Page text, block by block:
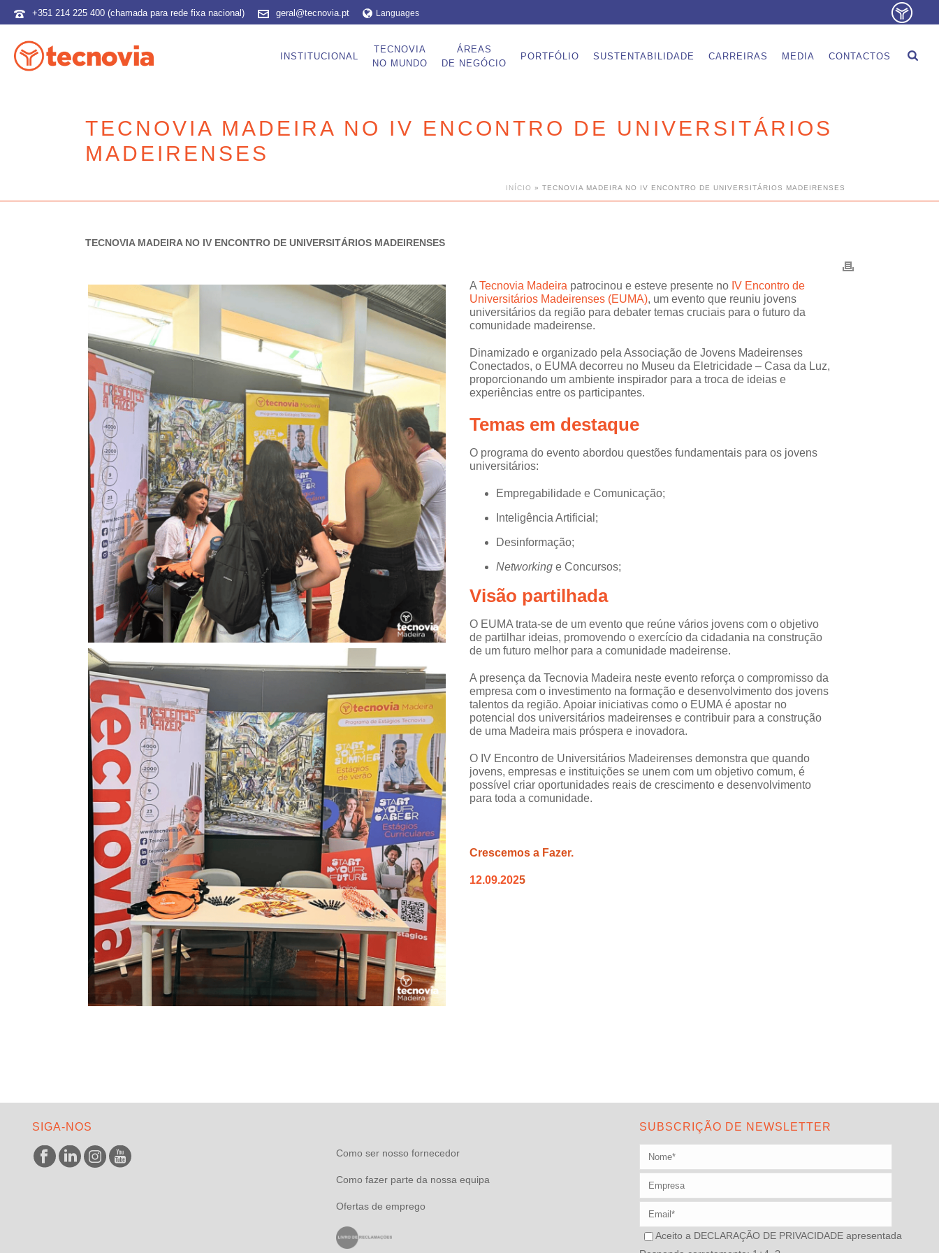
+351 214 225 400 (chamada para rede fixa nacional) geral@tecnovia.pt Languages
INSTITUCIONAL
TECNOVIA
NO MUNDO
ÁREAS
DE NEGÓCIO
PORTFÓLIO SUSTENTABILIDADE CARREIRAS MEDIA CONTACTOS
TECNOVIA MADEIRA NO IV ENCONTRO DE UNIVERSITÁRIOS
MADEIRENSES
INÍCIO » TECNOVIA MADEIRA NO IV ENCONTRO DE UNIVERSITÁRIOS MADEIRENSES
TECNOVIA MADEIRA NO IV ENCONTRO DE UNIVERSITÁRIOS MADEIRENSES
A Tecnovia Madeira patrocinou e esteve presente no IV Encontro de
Universitários Madeirenses (EUMA), um evento que reuniu jovens
universitários da região para debater temas cruciais para o futuro da
comunidade madeirense.
Dinamizado e organizado pela Associação de Jovens Madeirenses
Conectados, o EUMA decorreu no Museu da Eletricidade – Casa da Luz,
proporcionando um ambiente inspirador para a troca de ideias e
experiências entre os participantes.
Temas em destaque
O programa do evento abordou questões fundamentais para os jovens
universitários:
Empregabilidade e Comunicação;
Inteligência Artificial;
Desinformação;
Networkinge Concursos;
Visão partilhada
O EUMA trata-se de um evento que reúne vários jovens com o objetivo
de partilhar ideias, promovendo o exercício da cidadania na construção
de um futuro melhor para a comunidade madeirense.
A presença da Tecnovia Madeira neste evento reforça o compromisso da
empresa com o investimento na formação e desenvolvimento dos jovens
talentos da região. Apoiar iniciativas como o EUMA é apostar no
potencial dos universitários madeirenses e contribuir para a construção
de uma Madeira mais próspera e inovadora.
O IV Encontro de Universitários Madeirenses demonstra que quando
jovens, empresas e instituições se unem com um objetivo comum, é
possível criar oportunidades reais de crescimento e desenvolvimento
para toda a comunidade.
Crescemos a Fazer.
12.09.2025
SIGA-NOS
Como ser nosso fornecedor
Como fazer parte da nossa equipa
Ofertas de emprego
SUBSCRIÇÃO DE NEWSLETTER
Aceito a DECLARAÇÃO DE PRIVACIDADE apresentada